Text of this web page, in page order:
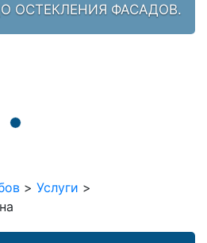
ОСТЕКЛЕНИЯ ФАСАДОВ.
> Услуги >